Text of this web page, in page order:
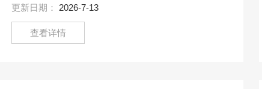
更新日期：
2026-7-13
查看详情